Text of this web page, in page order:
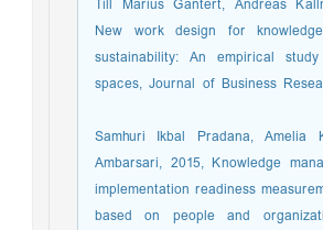
Till Marius Gantert, Andreas
New work design for
sustainability: An empirical
spaces, Journal of Business
Samhuri Ikbal Pradana, Amelia
Ambarsari, 2015, Knowledge
implementation readiness
based on people and